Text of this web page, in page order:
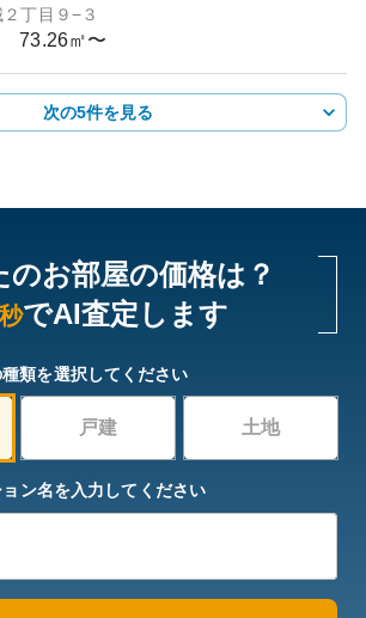
丁目９−３
73.26㎡〜
次の5件を見る
のお部屋の価格は？
秒でAI査定します
類を選択してください
戸建 土地
ン名を入力してください